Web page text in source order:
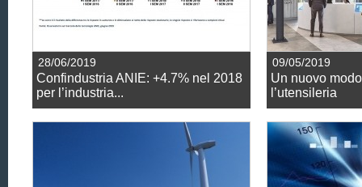
28/06/2019
Confindustria ANIE: +4.7% nel 2018
per l’industria...
09/05/2019
Un nuovo
l’utensileria